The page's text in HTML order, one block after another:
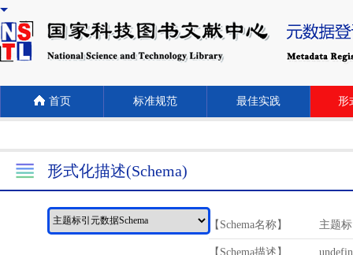
首页 标准规范 最佳实践 形
形式化描述(Schema)
【Schema名称】 主题
【Schema描述】